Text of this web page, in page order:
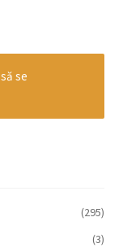
copil
Extinde
se
(295)
(3)